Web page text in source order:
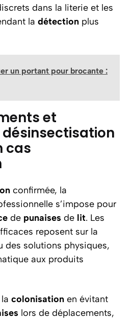
dans la literie et les
la détection plus
un portant pour brocante :
et
cas
confirmée, la
s’impose pour
de punaises de lit. Les
reposent sur la
des solutions physiques,
aux produits
colonisation en évitant
lors de déplacements,